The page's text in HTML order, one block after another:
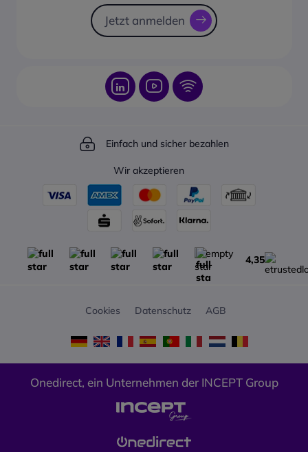
Jetzt anmelden
Einfach und sicher bezahlen
Wir akzeptieren
4,35
Cookies Datenschutz AGB
Onedirect, ein Unternehmen der INCEPT Group